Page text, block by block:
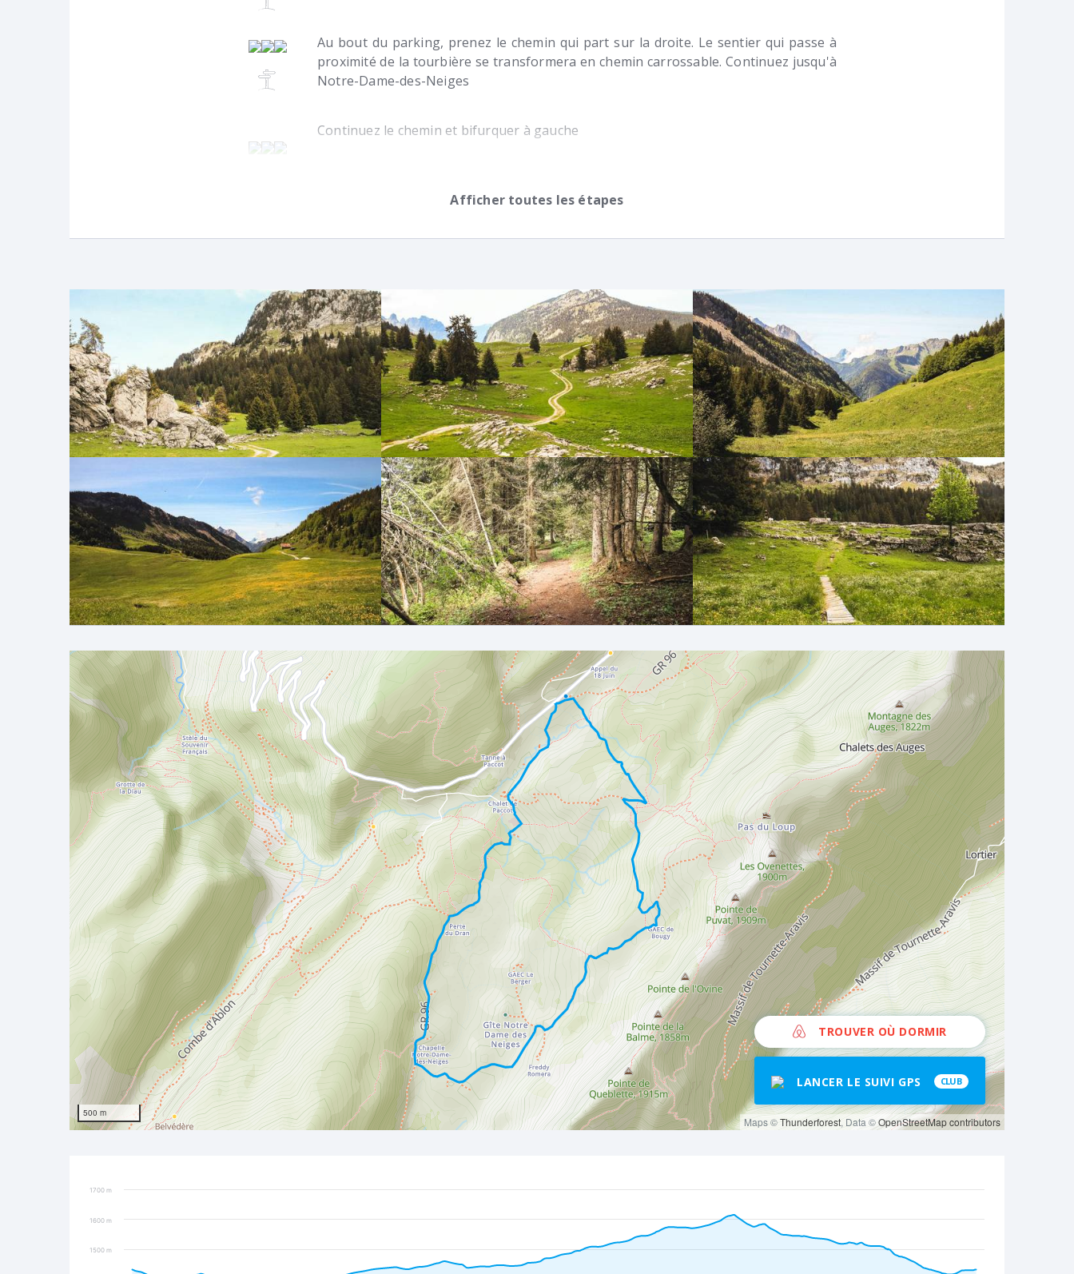
Au bout du parking, prenez le chemin qui part sur la droite. Le sentier qui passe à
proximité de la tourbière se transformera en chemin carrossable. Continuez jusqu'à
Notre-Dame-des-Neiges
Afficher toutes les étapes
Continuez le chemin et bifurquer à gauche
500 m
Maps ©Thunderforest, Data ©OpenStreetMap contributors
TROUVER OÙ DORMIR
LANCER LE SUIVI GPS CLUB
1500 m
1600 m
1700 m